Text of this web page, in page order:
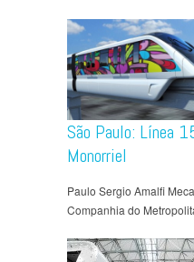
São Paulo: Línea
Monorriel
Paulo Sergio Amalfi
Companhia do